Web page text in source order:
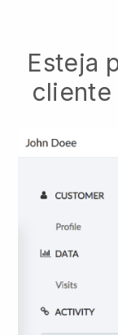
Esteja
cliente